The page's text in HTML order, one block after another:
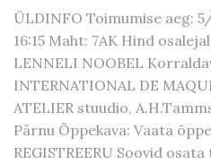
ÜLDINFO Toimumise aeg:
16:15 Maht: 7AK Hind
LENNELI NOOBEL
INTERNATIONAL DE
ATELIER stuudio,
Pärnu Õppekava: Vaata
REGISTREERU Soovid